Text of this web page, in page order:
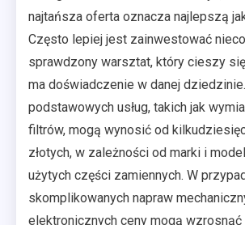
najtańsza oferta oznacza najlepszą
Często lepiej jest zainwestować
sprawdzony warsztat, który cieszy
ma doświadczenie w danej
podstawowych usług, takich jak
filtrów, mogą wynosić od
złotych, w zależności od marki i
użytych części zamiennych. W
skomplikowanych napraw
elektronicznych ceny mogą wzrosnąć